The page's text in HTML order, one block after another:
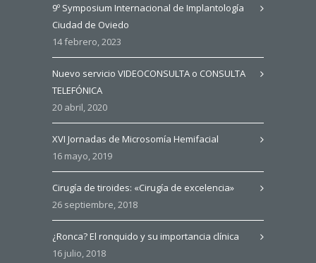
9º Symposium Internacional de Implantología
Ciudad de Oviedo
14 febrero, 2023
Nuevo servicio VIDEOCONSULTA o CONSULTA
TELEFÓNICA
20 abril, 2020
XVI Jornadas de Microsomía Hemifacial
16 mayo, 2019
Cirugía de tiroides: «Cirugía de excelencia»
26 septiembre, 2018
¿Ronca? El ronquido y su importancia clínica
16 julio, 2018